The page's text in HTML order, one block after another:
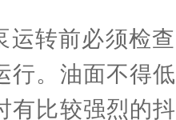
转前必须检查
行。油面不得
有比较强烈的